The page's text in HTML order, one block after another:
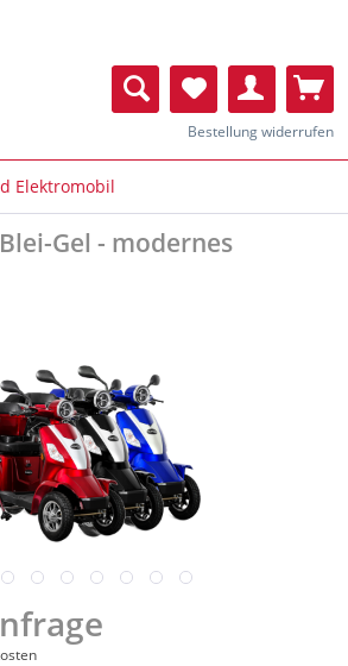
Bestellung widerrufen
Elektromobil
Gel - modernes